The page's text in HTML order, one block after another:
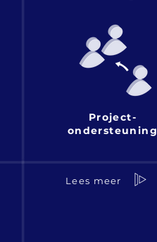
Project-
ondersteuning
Lees meer